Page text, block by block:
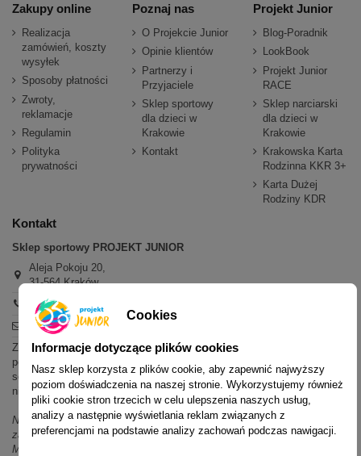
Zakupy online
Realizacja
zamówień, koszty
wysyłek
Sposoby płatności
Zwroty,
reklamacje
Regulamin
Polityka
prywatności
Poznaj nas
O Projekcie Junior
Opinie klientów
Partnerzy i
Przyjaciele
Sklep sportowy
dla dzieci w
Krakowie
Kontakt
Projekt Junior
Blog-Poradnik
LookBook
Projekt Junior
RACE
Sklep narciarski
dla dzieci w
Krakowie
Krakowska Karta
Rodzinna KKR 3+
Karta Dużej
Rodziny KDR
Kontakt
Sklep sportowy PROJEKT JUNIOR
Aleja Pokoju 20,
31-564 Kraków
+48 600 779 897
sklep@projektjunior.pl
Zapraszamy do sklepu stacjonarnego:
poniedziałek - piątek: 11.00-19.00
sobota: 10.00-14.00
niedziela (każda): nieczynne
Nie odpowiadamy na wiadomości SMS. W sprawach dotyczących
zamówień i oferty prosimy o kontakt mailowy, telefoniczny lub przez
Messenger.
Cookies
Informacje dotyczące plików cookies
Nasz sklep korzysta z plików cookie, aby zapewnić najwyższy
poziom doświadczenia na naszej stronie. Wykorzystujemy również
pliki cookie stron trzecich w celu ulepszenia naszych usług,
analizy a następnie wyświetlania reklam związanych z
preferencjami na podstawie analizy zachowań podczas nawigacji.